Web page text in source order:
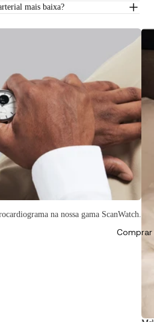
mais baixa?
na nossa gama ScanWatch.